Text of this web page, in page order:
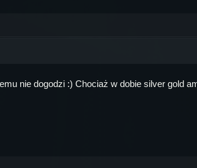
nie dogodzi :) Chociaż w dobie silver gold